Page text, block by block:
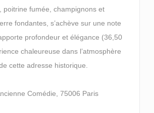
poitrine fumée, champignons et
fondantes, s’achève sur une note
profondeur et élégance (36,50
chaleureuse dans l’atmosphère
cette adresse historique.
Comédie, 75006 Paris